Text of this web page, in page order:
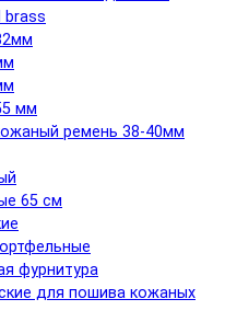
brass
мм
ремень 38-40мм
65 см
фурнитура
для пошива кожаных